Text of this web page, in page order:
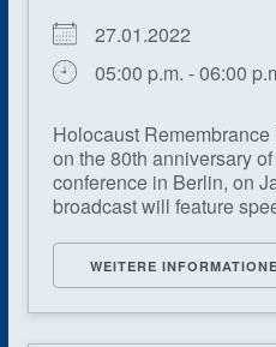
27.01.2022
05:00 p.m. - 06:00
Holocaust
on the 80th anniversary
conference in Berlin, on
broadcast will feature
WEITERE